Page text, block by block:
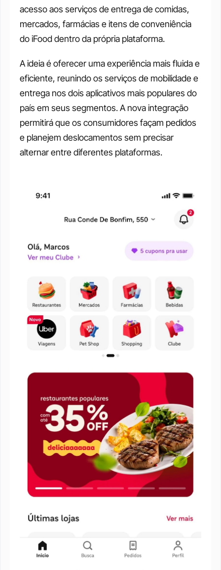
acesso aos serviços de entrega de comidas,
mercados, farmácias e itens de conveniência
do iFood dentro da própria plataforma.
A ideia é oferecer uma experiência mais fluida e
eficiente, reunindo os serviços de mobilidade e
entrega nos dois aplicativos mais populares do
país em seus segmentos. A nova integração
permitirá que os consumidores façam pedidos
e planejem deslocamentos sem precisar
alternar entre diferentes plataformas.